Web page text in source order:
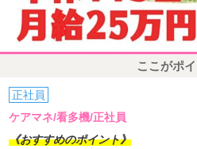
ここがポ
正社員
ケアマネ/看多機/正社員
《おすすめのポイント》